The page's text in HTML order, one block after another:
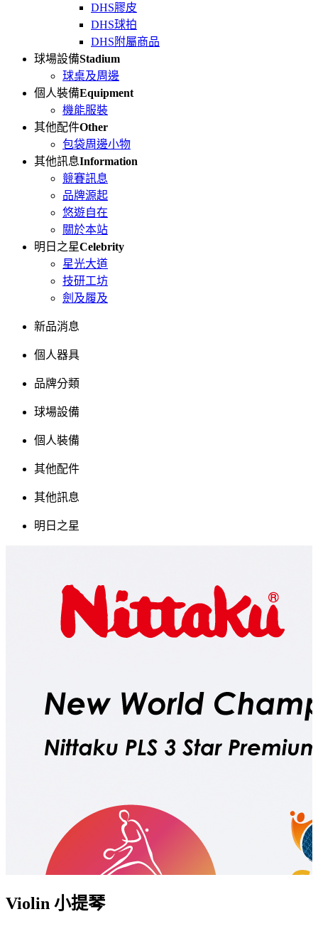
DHS膠皮
DHS球拍
DHS附屬商品
球場設備Stadium
球桌及周邊
個人裝備Equipment
機能服裝
其他配件Other
包袋周邊小物
其他訊息Information
競賽訊息
品牌源起
悠遊自在
關於本站
明日之星Celebrity
星光大道
技研工坊
劍及履及
新品消息
個人器具
品牌分類
球場設備
個人裝備
其他配件
其他訊息
明日之星
Violin 小提琴